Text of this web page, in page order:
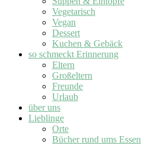
Vegetarisch
Vegan
Dessert
Kuchen & Gebäck
so schmeckt Erinnerung
Eltern
Großeltern
Freunde
Urlaub
über uns
Lieblinge
Orte
Bücher rund ums Essen